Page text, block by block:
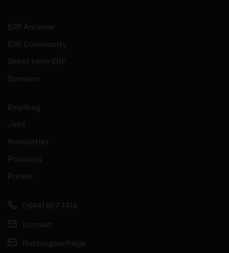
ERF Antenne
ERF Community
Gebet beim ERF
Spenden
Empfang
Jobs
Newsletter
Podcasts
Presse
06441 957-1414
Kontakt
Nutzungsanfrage